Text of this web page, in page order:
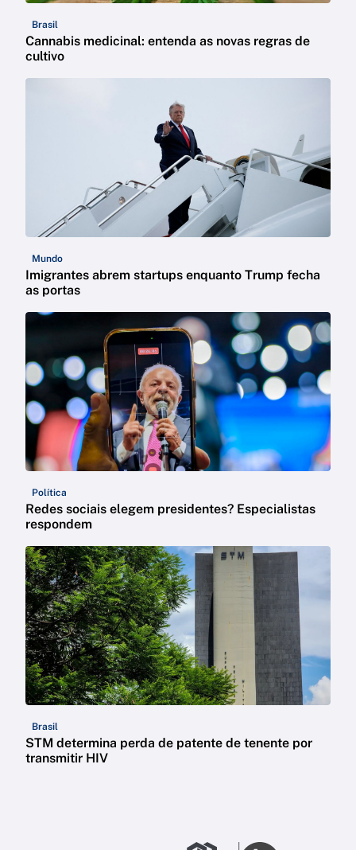
Brasil
Cannabis medicinal: entenda as novas regras de
cultivo
Mundo
Imigrantes abrem startups enquanto Trump fecha
as portas
Política
Redes sociais elegem presidentes? Especialistas
respondem
Brasil
STM determina perda de patente de tenente por
transmitir HIV